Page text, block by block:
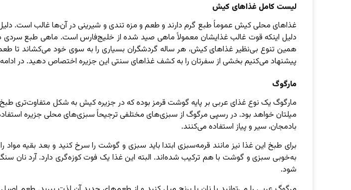
لیست کامل غذاهای کیش
غذاهای محلی کیش عموماً طبع گرم دارند و طعم و مزه تندی و شیرینی در آن‌ها غالب است.
دلیل اینکه قوت غالب غذایشان معمولاً ماهی صید شده از خلیج‌فارس است. ماهی طبع سردی
همین تنوع بی‌نظیر غذاهای کیش، هر ساله گردشگران بسیاری را به سوی خود می‌کشاند تا
پیشنهاد می‌کنیم بخشی از سفرتان را به کشف غذاهای سنتی این جزیره اختصاص دهید. در
مارگوگ
مارگوگ یک نوع غذای عربی بر پایه گوشت قرمز بوده که در جزیره کیش به شکل متفاوت‌تری
میلتان خواهد بود. در رسپی مرگوگ از سبزی‌های مختلفی ترجیحاً سبزی‌های محلی جزیره
بادمجان، سیر و پیاز استفاده می‌کنند.
برای طبخ این غذا نیز مانند قرمه‌سبزی ابتدا باید سبزی و گوشت را سرخ کنید و بعد بقیه
به‌خوبی سبزی و گوشت با هم ترکیب شده‌اند. البته این غذا یک فوت کوزه‌گری دارد. آرد نان
شود.